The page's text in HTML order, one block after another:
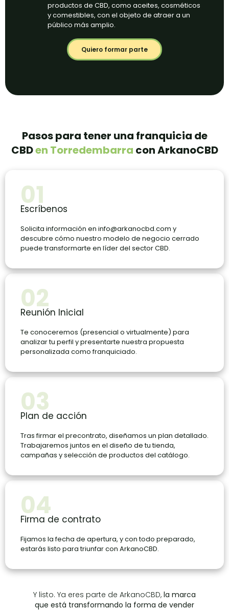
productos de CBD, como aceites, cosméticos
y comestibles, con el objeto de atraer a un
público más amplio.
Quiero formar parte
Pasos para tener una franquicia de
CBDen Torredembarra con ArkanoCBD
01
Escríbenos
Solicita información en info@arkanocbd.com y
descubre cómo nuestro modelo de negocio cerrado
puede transformarte en líder del sector CBD.
02
Reunión Inicial
Te conoceremos (presencial o virtualmente) para
analizar tu perfil y presentarte nuestra propuesta
personalizada como franquiciado.
03
Plan de acción
Tras firmar el precontrato, diseñamos un plan detallado.
Trabajaremos juntos en el diseño de tu tienda,
campañas y selección de productos del catálogo.
04
Firma de contrato
Fijamos la fecha de apertura, y con todo preparado,
estarás listo para triunfar con ArkanoCBD.
Y listo. Ya eres parte de ArkanoCBD, la marca
que está transformando la forma de vender